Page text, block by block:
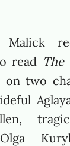
Malick
read
on two
tragic